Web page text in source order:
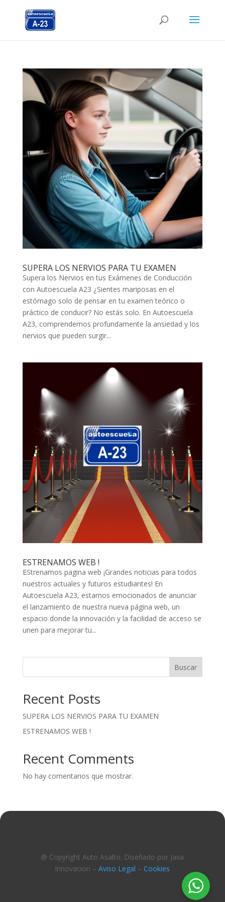
SUPERA LOS NERVIOS PARA TU EXAMEN
Supera los Nervios en tus Exámenes de Conducción
con Autoescuela A23 ¿Sientes mariposas en el
estómago solo de pensar en tu examen teórico o
práctico de conducir? No estás solo. En Autoescuela
A23, comprendemos profundamente la ansiedad y los
nervios que pueden surgir...
ESTRENAMOS WEB !
EStrenamos pagina web ¡Grandes noticias para todos
nuestros actuales y futuros estudiantes! En
Autoescuela A23, estamos emocionados de anunciar
el lanzamiento de nuestra nueva página web, un
espacio donde la innovación y la facilidad de acceso se
unen para mejorar tu...
Buscar
Recent Posts
SUPERA LOS NERVIOS PARA TU EXAMEN
ESTRENAMOS WEB !
Recent Comments
No hay comentarios que mostrar.
@ Copyright Auto Asalto. Diseñado por Java
Innovacion –Aviso Legal –Cookies